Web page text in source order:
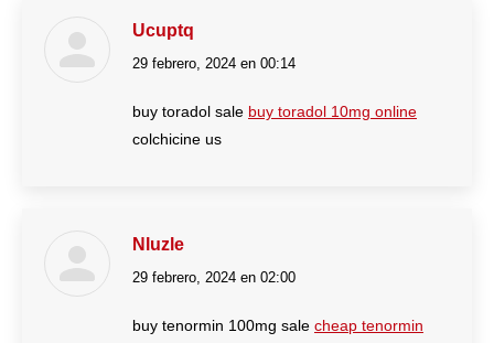
Ucuptq
dice:
29 febrero, 2024 en 00:14
buy toradol sale buy toradol 10mg online
colchicine us
Nluzle
dice:
29 febrero, 2024 en 02:00
buy tenormin 100mg sale cheap tenormin